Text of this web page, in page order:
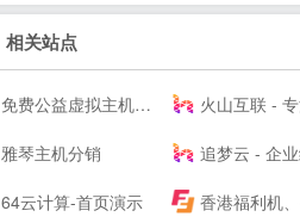
相关站点
免费公益虚拟主机|雷电云互联-公益挂机宝_公益vps挂机宝_公益云电脑_3元挂机宝_4元挂机宝_低价挂机宝_低价云电脑_5元挂机宝_达龙云电脑-挂机宝官网 火山互联 - 专注Linux应用,弹性云主机 - 四川火山互联信
雅琴主机分销 追梦云 - 企业级定制高防云服务器、虚拟主机、服务器
64云计算-首页演示 香港福利机、香港云服务器、美国站群VPS